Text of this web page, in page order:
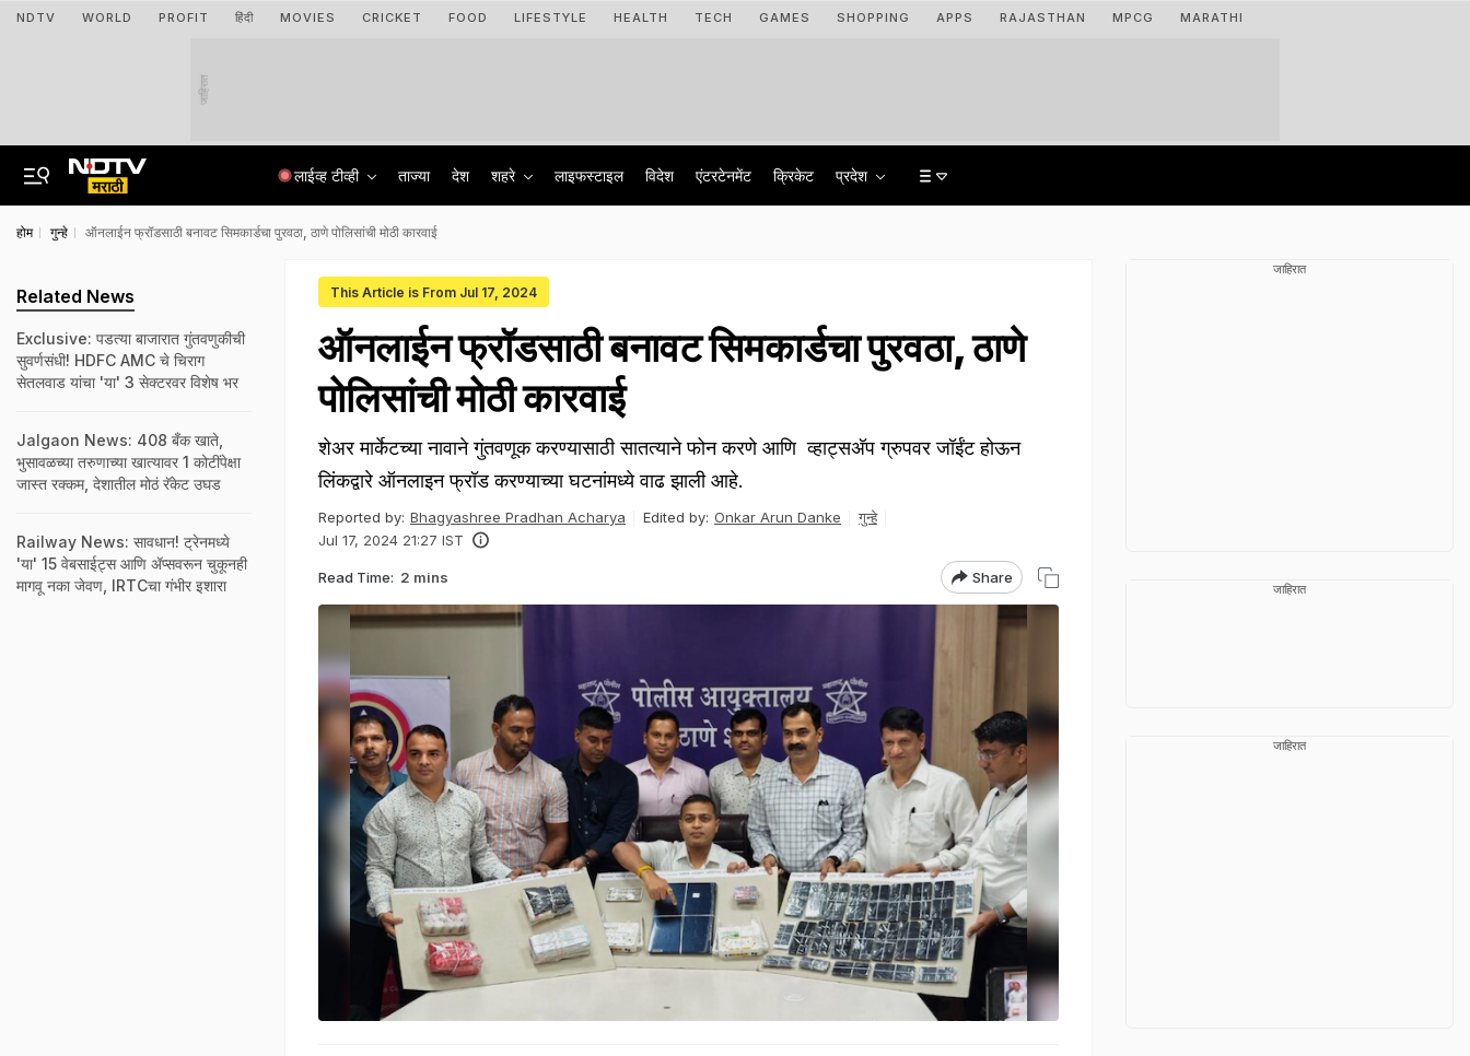
NDTV WORLD PROFIT हिंदी MOVIES CRICKET FOOD LIFESTYLE HEALTH TECH GAMES SHOPPING APPS RAJASTHAN MPCG MARATHI
जाहिरात
लाईव्ह टीव्ही ताज्या देश शहरे लाइफस्टाइल विदेश एंटरटेनमेंट क्रिकेट प्रदेश
होम गुन्हे ऑनलाईन फ्रॉडसाठी बनावट सिमकार्डचा पुरवठा, ठाणे पोलिसांची मोठी कारवाई
This Article is From Jul 17, 2024
ऑनलाईन फ्रॉडसाठी बनावट सिमकार्डचा पुरवठा, ठाणे
पोलिसांची मोठी कारवाई
शेअर मार्केटच्या नावाने गुंतवणूक करण्यासाठी सातत्याने फोन करणे आणि व्हाट्सअ‍ॅप ग्रुपवर जॉईंट होऊन
लिंकद्वारे ऑनलाइन फ्रॉड करण्याच्या घटनांमध्ये वाढ झाली आहे.
Reported by: Bhagyashree Pradhan Acharya Edited by: Onkar Arun Danke
गुन्हे
Jul 17, 2024 21:27 IST
Read Time: 2 mins Share
Related News
Exclusive: पडत्या बाजारात गुंतवणुकीची
सुवर्णसंधी! HDFC AMC चे चिराग
सेतलवाड यांचा 'या' 3 सेक्टरवर विशेष भर
Jalgaon News: 408 बँक खाते,
भुसावळच्या तरुणाच्या खात्यावर 1 कोटींपेक्षा
जास्त रक्कम, देशातील मोठं रॅकेट उघड
Railway News: सावधान! ट्रेनमध्ये
'या' 15 वेबसाईट्स आणि ॲप्सवरून चुकूनही
मागवू नका जेवण, IRTCचा गंभीर इशारा
जाहिरात
जाहिरात
जाहिरात